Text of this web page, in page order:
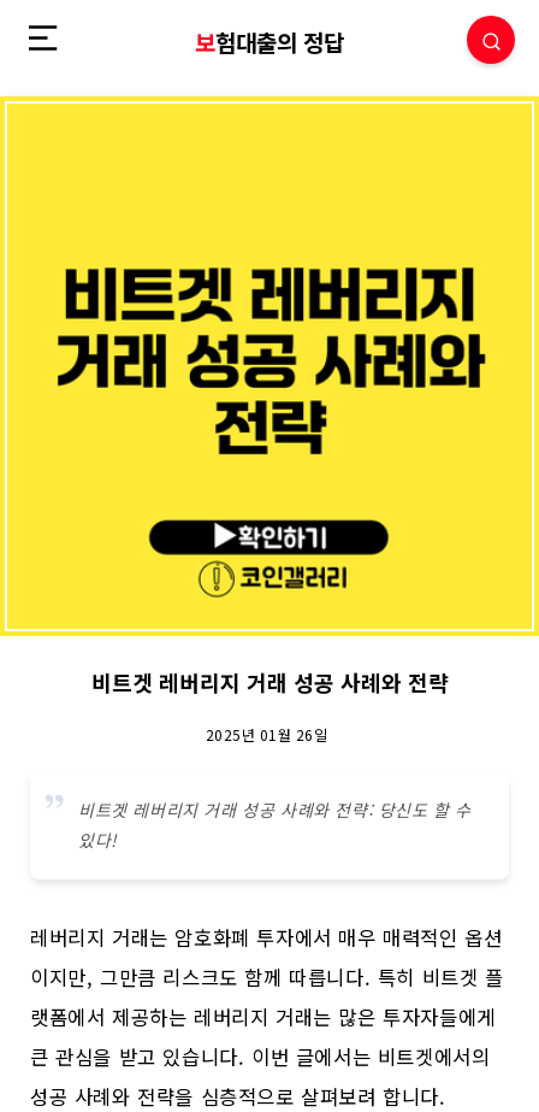
보험대출의 정답
비트겟 레버리지 거래 성공 사례와 전략
2025년 01월 26일
비트겟 레버리지 거래 성공 사례와 전략: 당신도 할 수
있다!
레버리지 거래는 암호화폐 투자에서 매우 매력적인 옵션
이지만, 그만큼 리스크도 함께 따릅니다. 특히 비트겟 플
랫폼에서 제공하는 레버리지 거래는 많은 투자자들에게
큰 관심을 받고 있습니다. 이번 글에서는 비트겟에서의
성공 사례와 전략을 심층적으로 살펴보려 합니다.